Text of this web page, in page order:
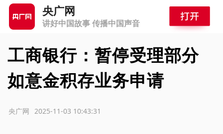
央广网
讲好中国故事 传播中国声音
工商银行：暂停受理部分
如意金积存业务申请
2025-11-03 10:43:31
央广网